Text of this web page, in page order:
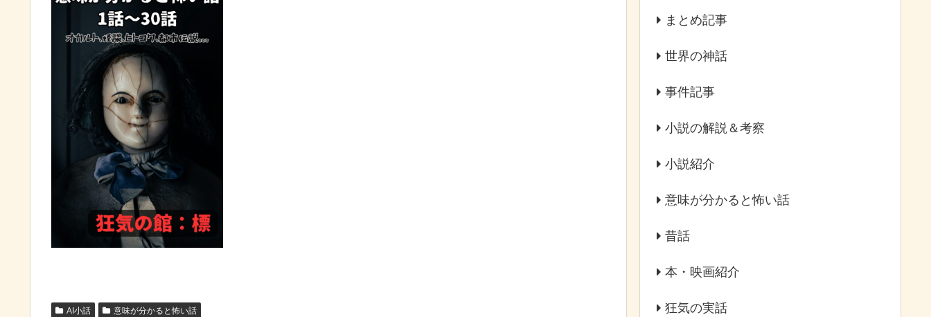
AI小話 意味が分かると怖い話
まとめ記事
世界の神話
事件記事
小説の解説＆考察
小説紹介
意味が分かると怖い話
昔話
本・映画紹介
狂気の実話